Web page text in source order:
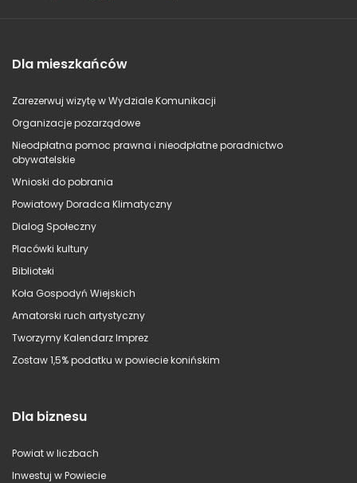
Dla mieszkańców
Zarezerwuj wizytę w Wydziale Komunikacji
Organizacje pozarządowe
Nieodpłatna pomoc prawna i nieodpłatne poradnictwo
obywatelskie
Wnioski do pobrania
Powiatowy Doradca Klimatyczny
Dialog Społeczny
Placówki kultury
Biblioteki
Koła Gospodyń Wiejskich
Amatorski ruch artystyczny
Tworzymy Kalendarz Imprez
Zostaw 1,5% podatku w powiecie konińskim
Dla biznesu
Powiat w liczbach
Inwestuj w Powiecie